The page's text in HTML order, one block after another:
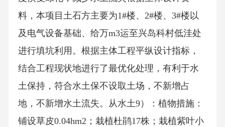
料，本项目土石方主要为1#楼、2#楼、3#楼以
及电气设备基础、给万m3运至兴岛科村低洼处
进行填坑利用。根据主体工程平纵设计指标，
结合工程现状地进行了最优化处理，有利于水
土保持，符合水土保不设取土场，不新增占
地，不新增水土流失。从水土9）：植物措施：
铺设草皮0.04hm2；栽植杜鹃17株；栽植紫叶小